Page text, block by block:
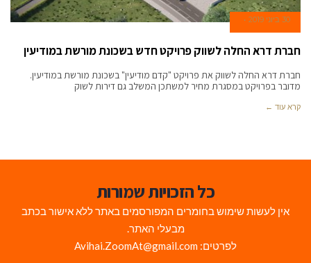
30 ביוני 2019
חברת דרא החלה לשווק פרויקט חדש בשכונת מורשת במודיעין
חברת דרא החלה לשווק את פרויקט "קדם מודיעין" בשכונת מורשת במודיעין.
מדובר בפרויקט במסגרת מחיר למשתכן המשלב גם דירות לשוק
קרא עוד ←
כל הזכויות שמורות
אין לעשות שימוש בחומרים המפורסמים באתר ללא אישור בכתב
מבעלי האתר.
לפרטים: Avihai.ZoomAt@gmail.com